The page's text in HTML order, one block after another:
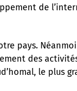
de
pays.
des
le plus